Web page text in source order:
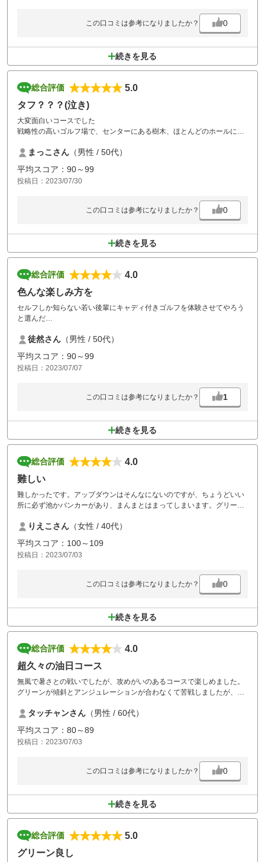
この口コミは参考になりましたか？ 0
続きを見る
総合評価
5.0
タフ？？？(泣き)
大変面白いコースでした
戦略性の高いゴルフ場で、センターにある樹木、ほとんどのホールにあ
バンカーには、相当やられたました。
必ずリベンジしたくなる難しいコースでした。
やりがいあるタフなこーす。
まっこさん （男性 / 50代）
平均スコア：90～99
投稿日：2023/07/30
この口コミは参考になりましたか？ 0
続きを見る
総合評価
4.0
色んな楽しみ方を
セルフしか知らない若い後輩にキャディ付きゴルフを体験させてやろう
と選んだ
そのキャディさんも応援らしいけど、私がクラブを間違えても走ってく
れたり、バンカー均しますよと言ってくれたり、当たり前かも知れない
けど、最近のキャディさんとしてはよく働いてくれて、後輩も良い体験
が出来たと喜んでいた
ー、傾斜のグリーンと難しい要素がいっぱい
久しぶりだったけれどそんなコースで90台が出て、自分もちょっとは上
追加料金不要のレストランメニューも多い
フロントの若いお姉さんも笑顔いっぱい
茶店が自販機に変わったのは残念だけど、これからの油日に期待！
徒然さん （男性 / 50代）
平均スコア：90～99
投稿日：2023/07/07
この口コミは参考になりましたか？ 1
続きを見る
総合評価
4.0
難しい
難しかったです。アップダウンはそんなにないのですが、ちょうどいい
所に必ず池かバンカーがあり、まんまとはまってしまいます。グリーン
居なかったのでは？初心者は絶対連れて行ってはいけないコースだと感
じました。食堂だけなぜかスタッフ感じ悪いです。
りえこさん （女性 / 40代）
平均スコア：100～109
投稿日：2023/07/03
この口コミは参考になりましたか？ 0
続きを見る
総合評価
4.0
超久々の油日コース
無風で暑さとの戦いでしたが、攻めがいのあるコースで楽しめました。
グリーンが傾斜とアンジュレーションが合わなくて苦戦しましたが、ど
メンテも食事も良かったと思います。
タッチャンさん （男性 / 60代）
平均スコア：80～89
投稿日：2023/07/03
この口コミは参考になりましたか？ 0
続きを見る
総合評価
5.0
グリーン良し